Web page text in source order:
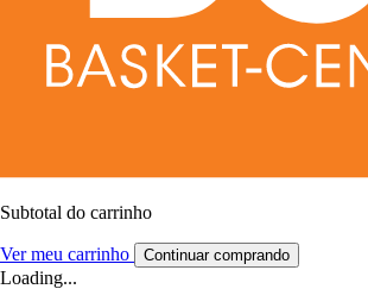
Subtotal do carrinho
Ver meu carrinho Continuar comprando
Loading...